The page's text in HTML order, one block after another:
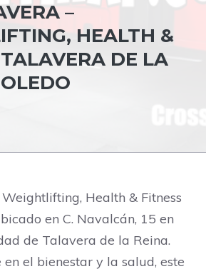
–
HEALTH &
DE LA
Health & Fitness
en C. Navalcán, 15 en
de Talavera de la Reina.
en el bienestar y la salud, este